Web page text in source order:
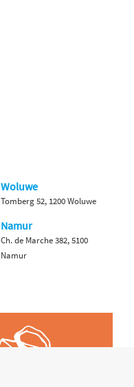
Woluwe
Tomberg 52, 1200 Woluwe
Namur
Ch. de Marche 382, 5100
Namur